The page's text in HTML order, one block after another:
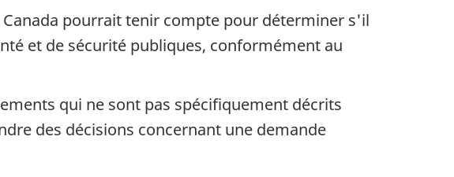
pourrait tenir compte pour déterminer s'il
et de sécurité publiques, conformément au
qui ne sont pas spécifiquement décrits
des décisions concernant une demande